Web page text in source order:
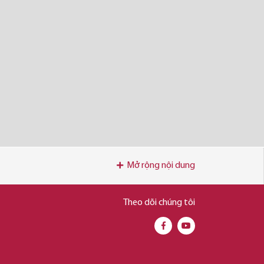
Mở rộng nội dung
Theo dõi chúng tôi